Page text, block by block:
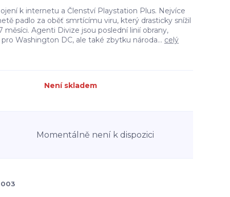
k internetu a Členství Playstation Plus. Nejvíce
padlo za oběť smrtícímu viru, který drasticky snížil
měsíci. Agenti Divize jsou poslední linií obrany,
Washington DC, ale také zbytku národa... celý
Není skladem
Momentálně není k dispozici